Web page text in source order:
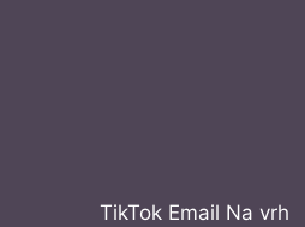
TikTok Email Na vrh